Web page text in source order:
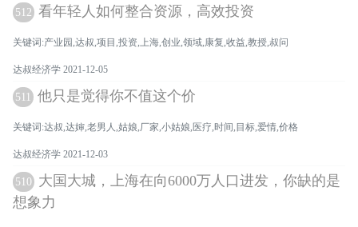
512 看年轻人如何整合资源，高效投资
关键词:产业园,达叔,项目,投资,上海,创业,领域,康复,收益,教授,叔问
达叔经济学 2021-12-05
511 他只是觉得你不值这个价
关键词:达叔,达婶,老男人,姑娘,厂家,小姑娘,医疗,时间,目标,爱情,价格
达叔经济学 2021-12-03
510
大国大城，上海在向6000万人口进发，你缺的是
想象力